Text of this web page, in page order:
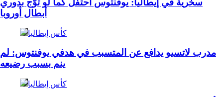
أبطال أوروبا
كأس إيطاليا
مدرب لاتسيو يدافع عن المتسبب في هدفي يوفنتوس: لم
ينم بسبب رضيعه
كأس إيطاليا